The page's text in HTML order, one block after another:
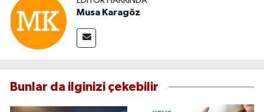
Musa Karagöz
Bunlar da ilginizi çekebilir